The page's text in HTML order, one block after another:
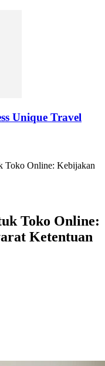
Unique Travel
Toko Online: Kebijakan
Toko Online:
Ketentuan